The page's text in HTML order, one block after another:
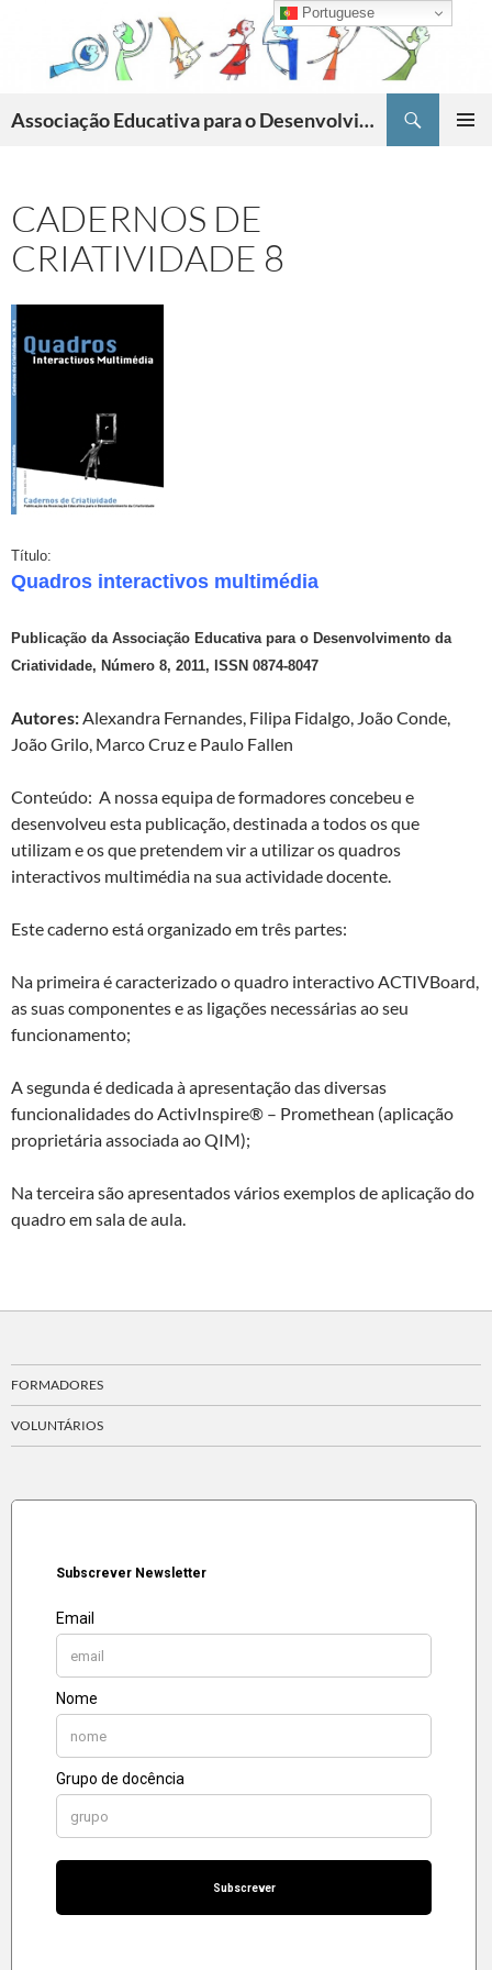
content
Associação Educativa para o Desenvolvimento da Criatividade
CADERNOS DE
CRIATIVIDADE 8
Título:
Quadros interactivos multimédia
Publicação da Associação Educativa para o Desenvolvimento da
Criatividade, Número 8, 2011, ISSN 0874-8047
Autores:Alexandra Fernandes, Filipa Fidalgo, João Conde,
João Grilo, Marco Cruz e Paulo Fallen
Conteúdo: A nossa equipa de formadores concebeu e
desenvolveu esta publicação, destinada a todos os que
utilizam e os que pretendem vir a utilizar os quadros
interactivos multimédia na sua actividade docente.
Este caderno está organizado em três partes:
Na primeira é caracterizado o quadro interactivo ACTIVBoard,
as suas componentes e as ligações necessárias ao seu
funcionamento;
A segunda é dedicada à apresentação das diversas
funcionalidades do ActivInspire® – Promethean (aplicação
proprietária associada ao QIM);
Na terceira são apresentados vários exemplos de aplicação do
quadro em sala de aula.
FORMADORES
VOLUNTÁRIOS
Portuguese